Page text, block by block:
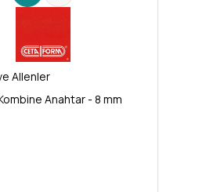
Allenler
Anahtar - 8 mm